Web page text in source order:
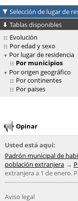
Selección de lugar de
Tablas disponibles
Evolución
Por edad y sexo
Por lugar de residencia
Por municipios
Por origen geográfico
Por continentes
Por paises
Opinar
Usted está aquí:
Padrón municipal de
población extranjera
extranjera a 1 de enero.
Aviso legal